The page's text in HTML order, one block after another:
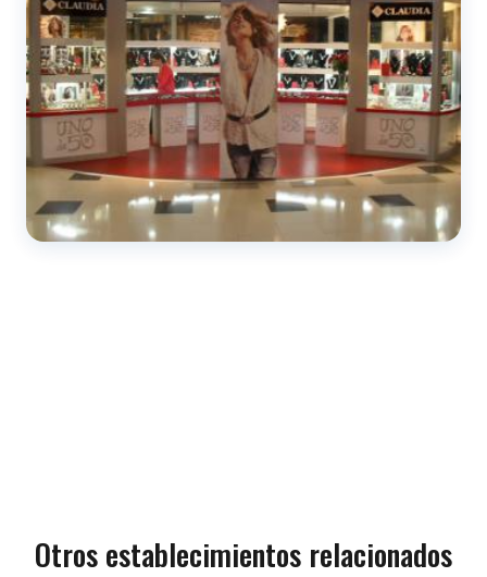
Otros establecimientos relacionados